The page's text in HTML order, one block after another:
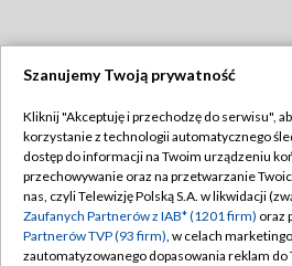
TVP
Abonament TVP
Emisja w TVP
Centrum informacji TVP
Regulamin
Polityka
Moje
Szanujemy Twoją prywatność
Kliknij "Akceptuję i przechodzę do serwisu",
korzystanie z technologii automatycznego
dostęp do informacji na Twoim urządzeniu
przechowywanie oraz na przetwarzanie
nas, czyli Telewizję Polską S.A. w likwidacji
Zaufanych Partnerów z IAB* (1201 firm) oraz
Partnerów TVP (93 firm), w celach
zautomatyzowanego dopasowania reklam